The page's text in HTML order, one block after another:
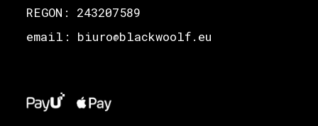
REGON: 243207589
email: biuro@blackwoolf.eu